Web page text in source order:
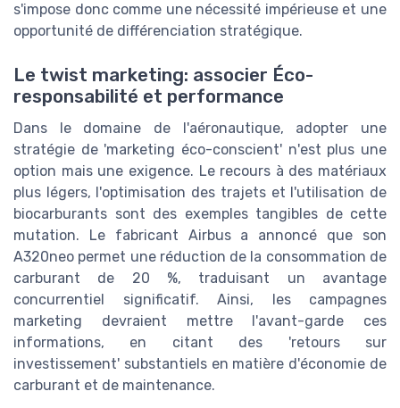
s'impose donc comme une nécessité impérieuse et une
opportunité de différenciation stratégique.
Le twist marketing: associer Éco-
responsabilité et performance
Dans le domaine de l'aéronautique, adopter une
stratégie de 'marketing éco-conscient' n'est plus une
option mais une exigence. Le recours à des matériaux
plus légers, l'optimisation des trajets et l'utilisation de
biocarburants sont des exemples tangibles de cette
mutation. Le fabricant Airbus a annoncé que son
A320neo permet une réduction de la consommation de
carburant de 20 %, traduisant un avantage
concurrentiel significatif. Ainsi, les campagnes
marketing devraient mettre l'avant-garde ces
informations, en citant des 'retours sur
investissement' substantiels en matière d'économie de
carburant et de maintenance.